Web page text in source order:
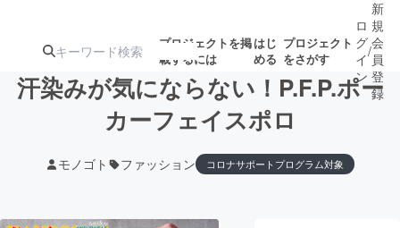
プロジェクトを掲
載するには
はじ
める
プロジェクト
をさがす
ジェクト
ターン
注目の新着プロ
ジェクト
募集終了が近いプ
ロジェクト
もうすぐ公開
されます
ロ
グ
イ
ン
/
新
規
会
員
登
録
汗染みが気にならない！P.F.P.ポー
カーフェイスポロ
モノゴト ファッション コロナサポートプログラム対象